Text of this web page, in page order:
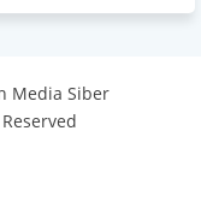
Media Siber